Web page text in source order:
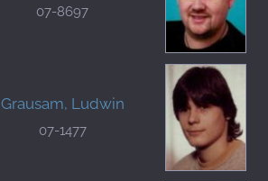
07-8697
Grausam, Ludwin
07-1477